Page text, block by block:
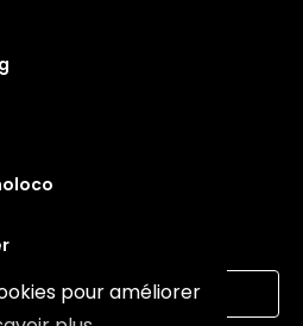
pour améliorer